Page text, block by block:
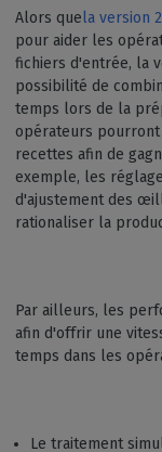
Alors quela version
pour aider les
fichiers d'entrée, la
possibilité de
temps lors de la
opérateurs
recettes afin de
exemple, les
d'ajustement des
rationaliser la
Par ailleurs, les
afin d'offrir une
temps dans les
Le traitement